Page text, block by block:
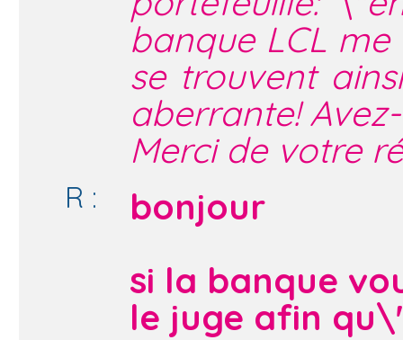
banque LCL
se trouvent
aberrante!
Merci de votre
R :
bonjour
si la banque
le juge afin